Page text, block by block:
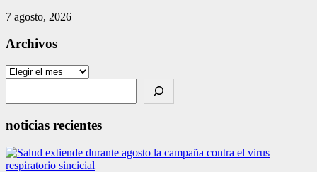
7 agosto, 2026
Archivos
Archivos
noticias recientes